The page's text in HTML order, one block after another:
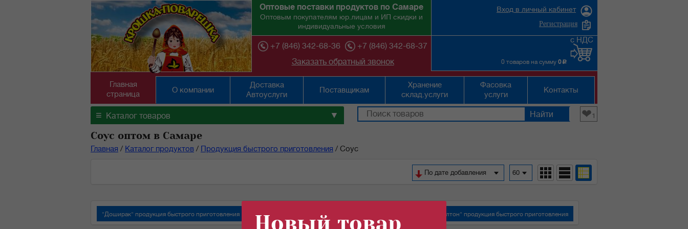
Оптовые поставки продуктов по Самаре
Оптовым покупателям юр.лицам и ИП скидки и
индивидуальные условия
+7 (846) 342-68-36
+7 (846) 342-68-37
Заказать обратный звонок
Вход в личный кабинет
Регистрация
0 товаров на сумму 0 c
с НДС
Главная
страница
О компании
Доставка
Автоуслуги
Поставщикам
Хранение
склад.услуги
Фасовка
услуги
Контакты
≡ Каталог товаров ▼ ❤1
Соус оптом в Самаре
Главная / Каталог продуктов / Продукция быстрого приготовления / Соус
60
По дате добавления
"Доширак" продукция быстрого приготовления "Кухня без границ" продукция быстрого приготовления "Роллтон" продукция быстрого приготовления